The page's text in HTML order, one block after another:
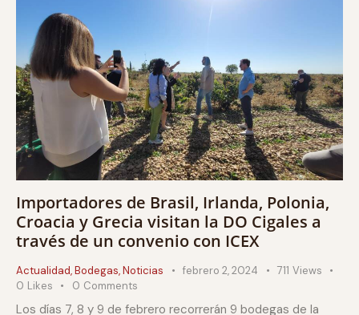
Importadores de Brasil, Irlanda, Polonia,
Croacia y Grecia visitan la DO Cigales a
través de un convenio con ICEX
Actualidad,Bodegas,Noticias febrero 2, 2024 711 Views
0 Likes 0 Comments
Los días 7, 8 y 9 de febrero recorrerán 9 bodegas de la